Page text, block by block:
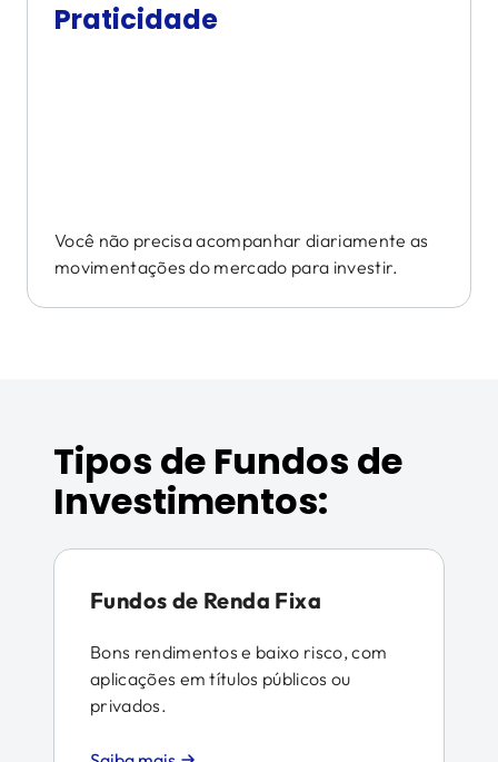
Praticidade
Você não precisa acompanhar diariamente as
movimentações do mercado para investir.
Tipos de Fundos de
Investimentos:
Fundos de Renda Fixa
Bons rendimentos e baixo risco, com
aplicações em títulos públicos ou
privados.